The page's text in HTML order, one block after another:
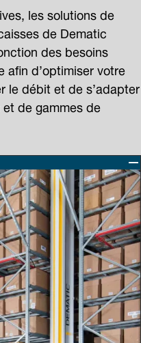
les solutions de
de Dematic
des besoins
d’optimiser votre
le débit et de s’adapter
de gammes de